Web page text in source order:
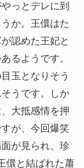
っとデレに到
か。王儇はた
認めた王妃と
るようです。
玉となりそう
うです。しか
大抵感情を押
が、今回爆笑
が見られ、珍
儇と結ばれた蕭